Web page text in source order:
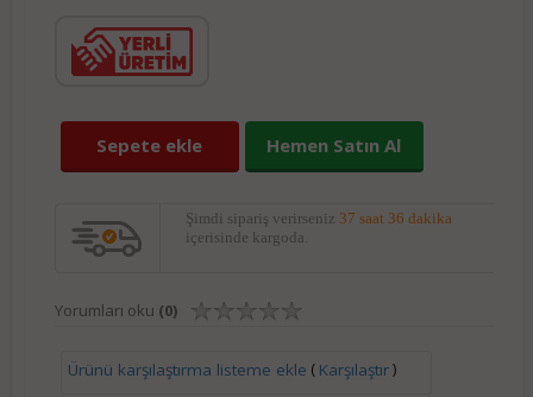
Sepete ekle Hemen Satın Al
Şimdi sipariş verirseniz 37 saat 36 dakika
içerisinde kargoda.
Yorumları oku (0)
Ürünü karşılaştırma listeme ekle ( Karşılaştır)